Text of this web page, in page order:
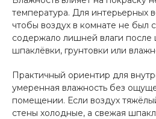
температура. Для интерьерных
чтобы воздух в комнате не был
содержало лишней влаги после
шпаклёвки, грунтовки или
Практичный ориентир для
умеренная влажность без
помещении. Если воздух
стены холодные, а свежая